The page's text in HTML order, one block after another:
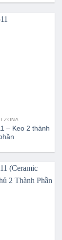
– Keo 2 thành